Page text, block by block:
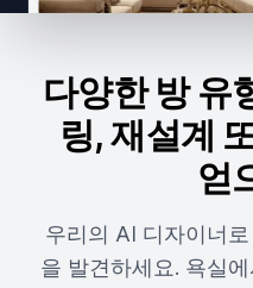
다양한 방 유
링, 재설계
얻
우리의 AI 디자이너
을 발견하세요. 욕실